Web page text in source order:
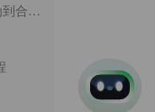
合规